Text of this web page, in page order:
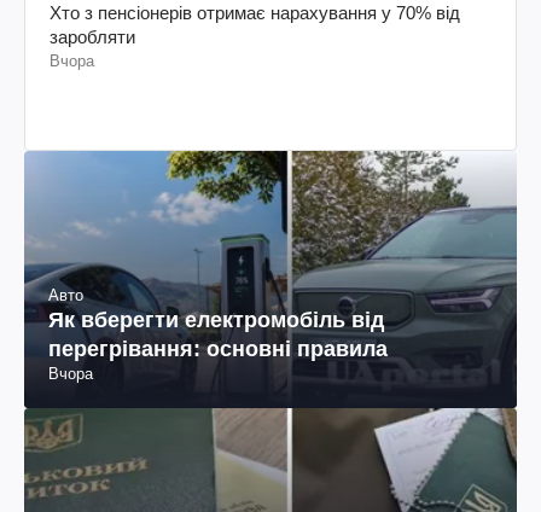
Хто з пенсіонерів отримає нарахування у 70% від
заробляти
Вчора
Авто
Як вберегти електромобіль від
перегрівання: основні правила
Вчора